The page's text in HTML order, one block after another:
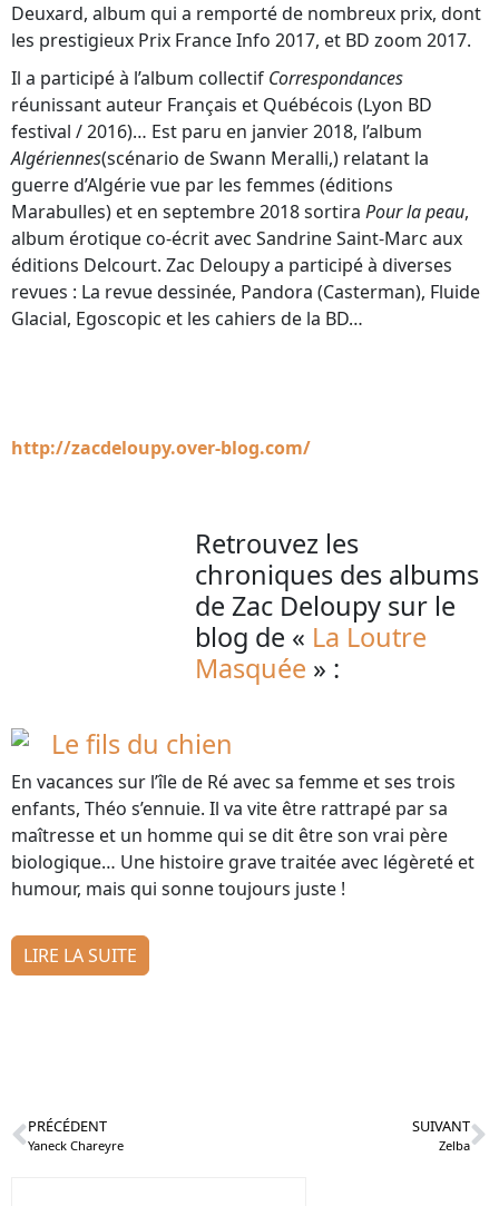
Deuxard, album qui a remporté de nombreux prix, dont
les prestigieux Prix France Info 2017, et BD zoom 2017.
Il a participé à l’album collectif Correspondances
réunissant auteur Français et Québécois (Lyon BD
festival / 2016)… Est paru en janvier 2018, l’album
Algériennes(scénario de Swann Meralli,) relatant la
guerre d’Algérie vue par les femmes (éditions
Marabulles) et en septembre 2018 sortira Pour la peau,
album érotique co-écrit avec Sandrine Saint-Marc aux
éditions Delcourt. Zac Deloupy a participé à diverses
revues : La revue dessinée, Pandora (Casterman), Fluide
Glacial, Egoscopic et les cahiers de la BD…
http://zacdeloupy.over-blog.com/
Retrouvez les
chroniques des albums
de Zac Deloupy sur le
blog de « La Loutre
Masquée » :
Le fils du chien
En vacances sur l’île de Ré avec sa femme et ses trois
enfants, Théo s’ennuie. Il va vite être rattrapé par sa
maîtresse et un homme qui se dit être son vrai père
biologique… Une histoire grave traitée avec légèreté et
humour, mais qui sonne toujours juste !
LIRE LA SUITE
PRÉCÉDENT
Yaneck Chareyre
SUIVANT
Zelba